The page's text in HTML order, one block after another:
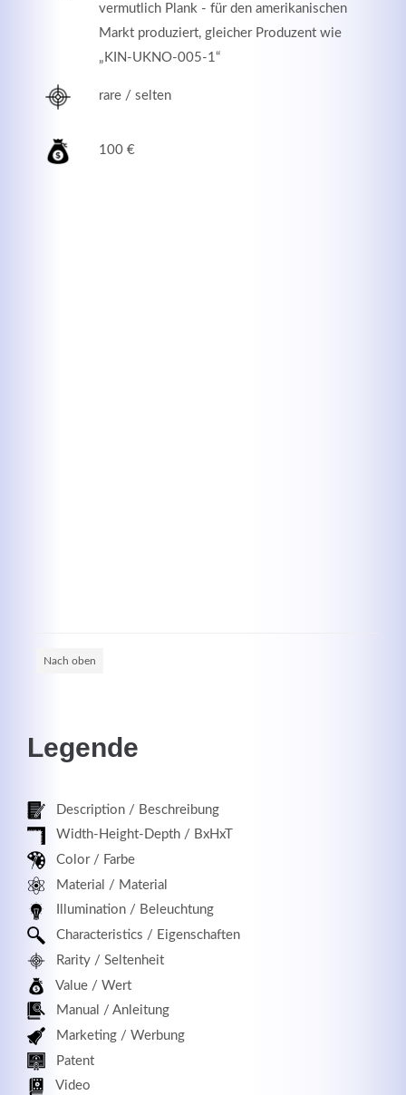
vermutlich Plank - für den amerikanischen
Markt produziert, gleicher Produzent wie
„KIN-UKNO-005-1“
rare / selten
100 €
Nach oben
Legende
Description / Beschreibung
Width-Height-Depth / BxHxT
Color / Farbe
Material / Material
Illumination / Beleuchtung
Characteristics / Eigenschaften
Rarity / Seltenheit
Value / Wert
Manual / Anleitung
Marketing / Werbung
Patent
Video
MEHR INFOS